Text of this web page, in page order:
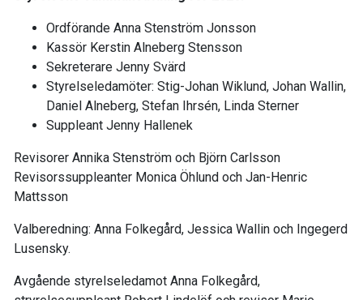
Ordförande Anna Stenström Jonsson
Kassör Kerstin Alneberg Stensson
Sekreterare Jenny Svärd
Styrelseledamöter: Stig-Johan Wiklund, Johan Wallin,
Daniel Alneberg, Stefan Ihrsén, Linda Sterner
Suppleant Jenny Hallenek
Revisorer Annika Stenström och Björn Carlsson
Revisorssuppleanter Monica Öhlund och Jan-Henric
Mattsson
Valberedning: Anna Folkegård, Jessica Wallin och Ingegerd
Lusensky.
Avgående styrelseledamot Anna Folkegård,